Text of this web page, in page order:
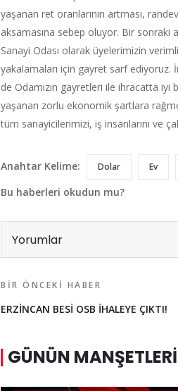
yaşanan ret oranlarının artması,
aksamasına sebep oluyor. Bir sonraki
Sanayi Odası olarak üyelerimizin
yakalamaları için gayret sarf
de Odamızın gayretleri ile ihracatta
yaşanan zorlu ekonomik şartlara
tüm sanayicilerimizi, iş insanlarını ve
Anahtar Kelime: Dolar Ev
Bu haberleri okudun mu?
Yorumlar
BIR ÖNCEKI HABER
ERZİNCAN BESİ OSB İHALEYE ÇIKTI!
GÜNÜN MANŞETLERI